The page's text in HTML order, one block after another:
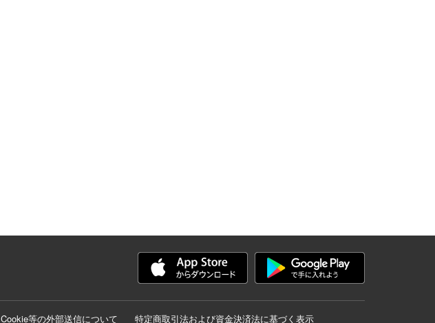
Cookie等の外部送信について 特定商取引法および資金決済法に基づく表示